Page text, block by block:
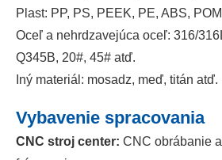
Plast: PP, PS, PEEK, PE, ABS,
Oceľ a nehrdzavejúca oceľ: 316/
Q345B, 20#, 45# atď.
Iný materiál: mosadz, meď, titán atď.
Vybavenie spracovania
CNC stroj center: CNC obrábanie